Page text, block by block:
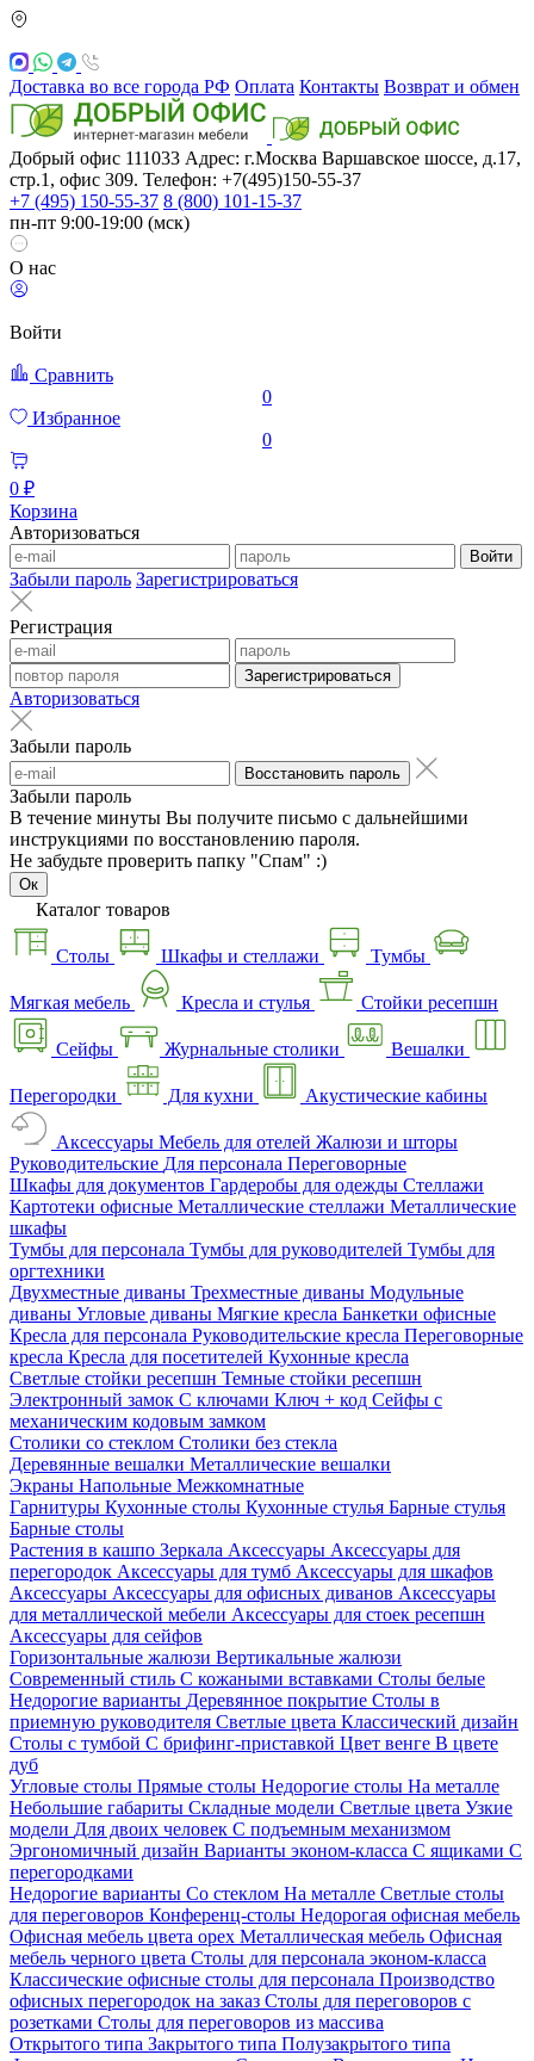
Доставка во все города РФ Оплата Контакты Возврат и обмен
Добрый офис 111033 Адрес: г.Москва Варшавское шоссе, д.17,
стр.1, офис 309. Телефон: +7(495)150-55-37
+7 (495) 150-55-37 8 (800) 101-15-37
пн-пт 9:00-19:00 (мск)
О нас
Войти
Сравнить
0
Избранное
0
0 ₽
Корзина
Авторизоваться
Войти
Забыли пароль Зарегистрироваться
Регистрация
Зарегистрироваться
Авторизоваться
Забыли пароль
Восстановить пароль
Забыли пароль
В течение минуты Вы получите письмо с дальнейшими
инструкциями по восстановлению пароля.
Не забудьте проверить папку "Спам" :)
Ок
Каталог товаров
Столы Шкафы и стеллажи Тумбы
Мягкая мебель Кресла и стулья Стойки ресепшн
Сейфы Журнальные столики Вешалки
Перегородки Для кухни Акустические кабины
Аксессуары Мебель для отелей Жалюзи и шторы
Руководительские Для персонала Переговорные
Шкафы для документов Гардеробы для одежды Стеллажи
Картотеки офисные Металлические стеллажи Металлические
шкафы
Тумбы для персонала Тумбы для руководителей Тумбы для
оргтехники
Двухместные диваны Трехместные диваны Модульные
диваны Угловые диваны Мягкие кресла Банкетки офисные
Кресла для персонала Руководительские кресла Переговорные
кресла Кресла для посетителей Кухонные кресла
Светлые стойки ресепшн Темные стойки ресепшн
Электронный замок С ключами Ключ + код Сейфы с
механическим кодовым замком
Столики со стеклом Столики без стекла
Деревянные вешалки Металлические вешалки
Экраны Напольные Межкомнатные
Гарнитуры Кухонные столы Кухонные стулья Барные стулья
Барные столы
Растения в кашпо Зеркала Аксессуары Аксессуары для
перегородок Аксессуары для тумб Аксессуары для шкафов
Аксессуары Аксессуары для офисных диванов Аксессуары
для металлической мебели Аксессуары для стоек ресепшн
Аксессуары для сейфов
Горизонтальные жалюзи Вертикальные жалюзи
Современный стиль С кожаными вставками Столы белые
Недорогие варианты Деревянное покрытие Столы в
приемную руководителя Светлые цвета Классический дизайн
Столы с тумбой С брифинг-приставкой Цвет венге В цвете
дуб
Угловые столы Прямые столы Недорогие столы На металле
Небольшие габариты Складные модели Светлые цвета Узкие
модели Для двоих человек С подъемным механизмом
Эргономичный дизайн Варианты эконом-класса С ящиками С
перегородками
Недорогие варианты Со стеклом На металле Светлые столы
для переговоров Конференц-столы Недорогая офисная мебель
Офисная мебель цвета орех Металлическая мебель Офисная
мебель черного цвета Столы для персонала эконом-класса
Классические офисные столы для персонала Производство
офисных перегородок на заказ Столы для переговоров с
розетками Столы для переговоров из массива
Открытого типа Закрытого типа Полузакрытого типа